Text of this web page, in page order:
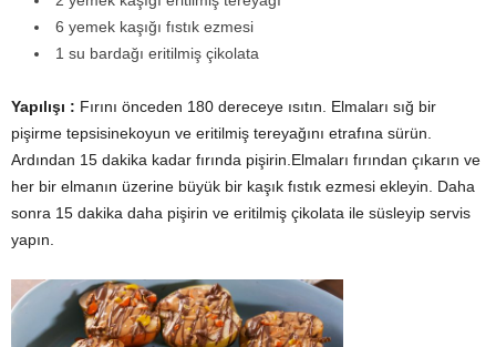
6 yemek kaşığı fıstık ezmesi
1 su bardağı eritilmiş çikolata
Yapılışı : Fırını önceden 180 dereceye ısıtın. Elmaları sığ bir
pişirme tepsisinekoyun ve eritilmiş tereyağını etrafına sürün.
Ardından 15 dakika kadar fırında pişirin.Elmaları fırından çıkarın ve
her bir elmanın üzerine büyük bir kaşık fıstık ezmesi ekleyin. Daha
sonra 15 dakika daha pişirin ve eritilmiş çikolata ile süsleyip servis
yapın.